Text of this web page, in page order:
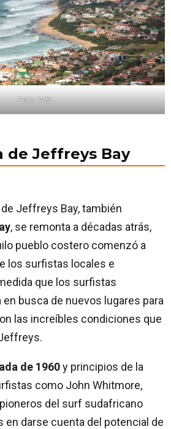
Foto: WSL
de Jeffreys Bay
Jeffreys Bay, también
, se remonta a décadas atrás,
pueblo costero comenzó a
los surfistas locales e
que los surfistas
busca de nuevos lugares para
las increíbles condiciones que
de 1960y principios de la
como John Whitmore,
del surf sudafricano
en darse cuenta del potencial de